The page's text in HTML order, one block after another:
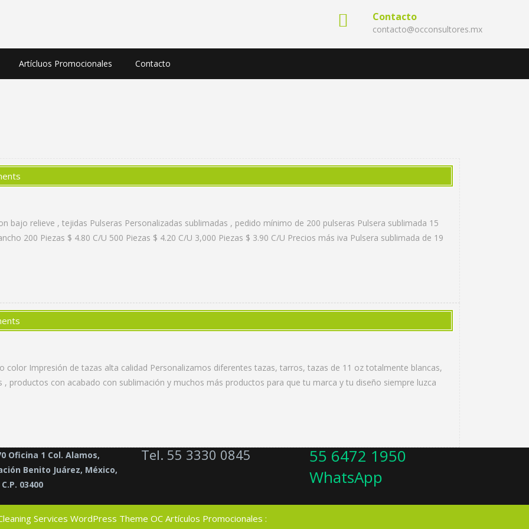
Contacto
contacto@occonsultores.mx
Artícluos Promocionales Contacto
bajo relieve , tejidas Pulseras Personalizadas sublimadas , pedido mínimo de 200 pulseras Pulsera sublimada 15
200 Piezas $ 4.80 C/U 500 Piezas $ 4.20 C/U 3,000 Piezas $ 3.90 C/U Precios más iva Pulsera sublimada de 19
color Impresión de tazas alta calidad Personalizamos diferentes tazas, tarros, tazas de 11 oz totalmente blancas,
productos con acabado con sublimación y muchos más productos para que tu marca y tu diseño siempre luzca
Oficina 1 Col. Alamos,
Benito Juárez, México,
03400
Tel. 55 3330 0845
55 6472 1950
WhatsApp
Services WordPress Theme OC Artículos Promocionales :